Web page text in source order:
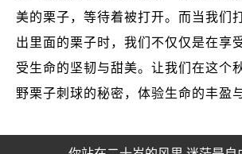
美的栗子，等待着被打开。而当我们
出里面的栗子时，我们不仅仅是在享
受生命的坚韧与甜美。让我们在这个
野栗子刺球的秘密，体验生命的丰盈